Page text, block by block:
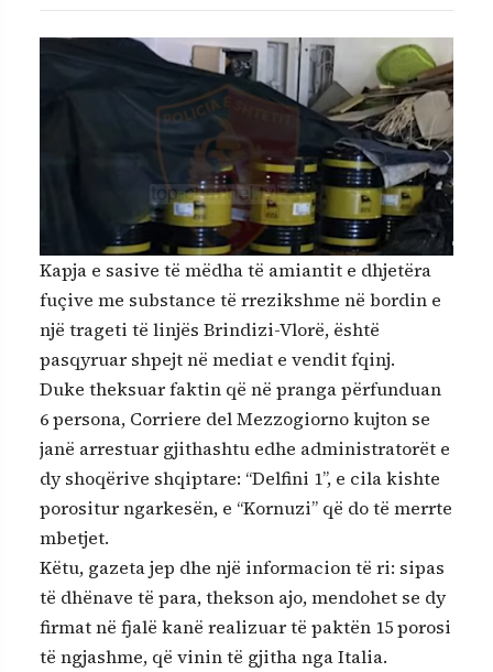
Kapja e sasive të mëdha të amiantit e dhjetëra
fuçive me substance të rrezikshme në bordin e
një trageti të linjës Brindizi-Vlorë, është
pasqyruar shpejt në mediat e vendit fqinj.
Duke theksuar faktin që në pranga përfunduan
6 persona, Corriere del Mezzogiorno kujton se
janë arrestuar gjithashtu edhe administratorët e
dy shoqërive shqiptare: “Delfini 1”, e cila kishte
porositur ngarkesën, e “Kornuzi” që do të merrte
mbetjet.
Këtu, gazeta jep dhe një informacion të ri: sipas
të dhënave të para, thekson ajo, mendohet se dy
firmat në fjalë kanë realizuar të paktën 15 porosi
të ngjashme, që vinin të gjitha nga Italia.